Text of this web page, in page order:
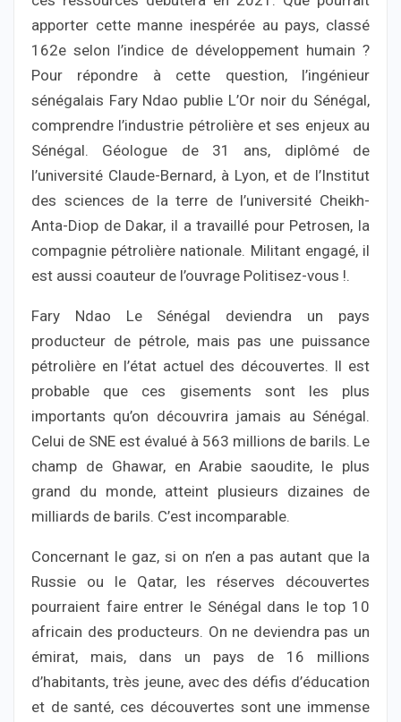
apporter cette manne inespérée au pays, classé
162e selon l’indice de développement humain ?
Pour répondre à cette question, l’ingénieur
sénégalais Fary Ndao publie L’Or noir du Sénégal,
comprendre l’industrie pétrolière et ses enjeux au
Sénégal. Géologue de 31 ans, diplômé de
l’université Claude-Bernard, à Lyon, et de l’Institut
des sciences de la terre de l’université Cheikh-
Anta-Diop de Dakar, il a travaillé pour Petrosen, la
compagnie pétrolière nationale. Militant engagé, il
est aussi coauteur de l’ouvrage Politisez-vous !.
Fary Ndao Le Sénégal deviendra un pays
producteur de pétrole, mais pas une puissance
pétrolière en l’état actuel des découvertes. Il est
probable que ces gisements sont les plus
importants qu’on découvrira jamais au Sénégal.
Celui de SNE est évalué à 563 millions de barils. Le
champ de Ghawar, en Arabie saoudite, le plus
grand du monde, atteint plusieurs dizaines de
milliards de barils. C’est incomparable.
Concernant le gaz, si on n’en a pas autant que la
Russie ou le Qatar, les réserves découvertes
pourraient faire entrer le Sénégal dans le top 10
africain des producteurs. On ne deviendra pas un
émirat, mais, dans un pays de 16 millions
d’habitants, très jeune, avec des défis d’éducation
et de santé, ces découvertes sont une immense